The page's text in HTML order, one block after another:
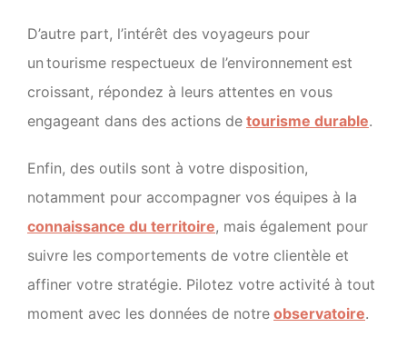
D’autre part, l’intérêt des voyageurs pour
un tourisme respectueux de l’environnement est
croissant, répondez à leurs attentes en vous
engageant dans des actions de tourisme durable.
Enfin, des outils sont à votre disposition,
notamment pour accompagner vos équipes à la
connaissance du territoire, mais également pour
suivre les comportements de votre clientèle et
affiner votre stratégie. Pilotez votre activité à tout
moment avec les données de notre observatoire.